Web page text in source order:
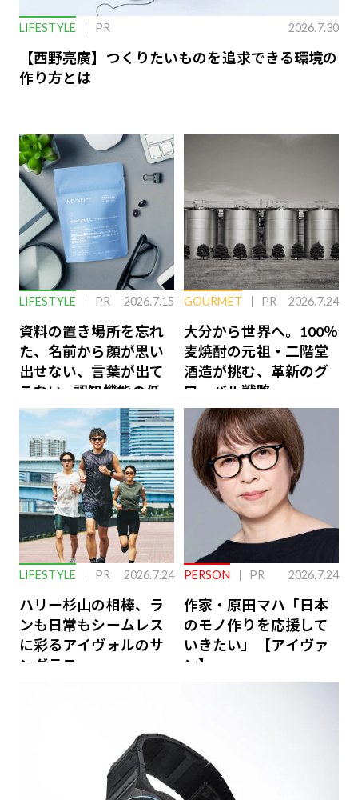
LIFESTYLE PR 2026.7.30
【西野亮廣】つくりたいものを追求できる環境の
作り方とは
LIFESTYLE PR 2026.7.15
資料の置き場所を忘れ
た、名前から顔が思い
出せない、言葉が出て
こない…認知機能の低
下を救う、脳のインナ
ーケアとは
GOURMET PR 2026.7.24
大分から世界へ。100％
麦焼酎の元祖・二階堂
酒造が挑む、革新のグ
ローバル戦略
LIFESTYLE PR 2026.7.24
ハリー杉山の相棒、ラ
ンも日常もシームレス
に彩るアイヴォルのサ
ングラス
PERSON PR 2026.7.24
作家・原田マハ「日本
のモノ作りを応援して
いきたい」【アイヴァ
ン】